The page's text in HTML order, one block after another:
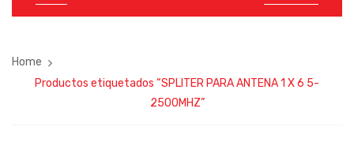
Home
Productos etiquetados “SPLITER PARA ANTENA 1 X 6 5-
2500MHZ”